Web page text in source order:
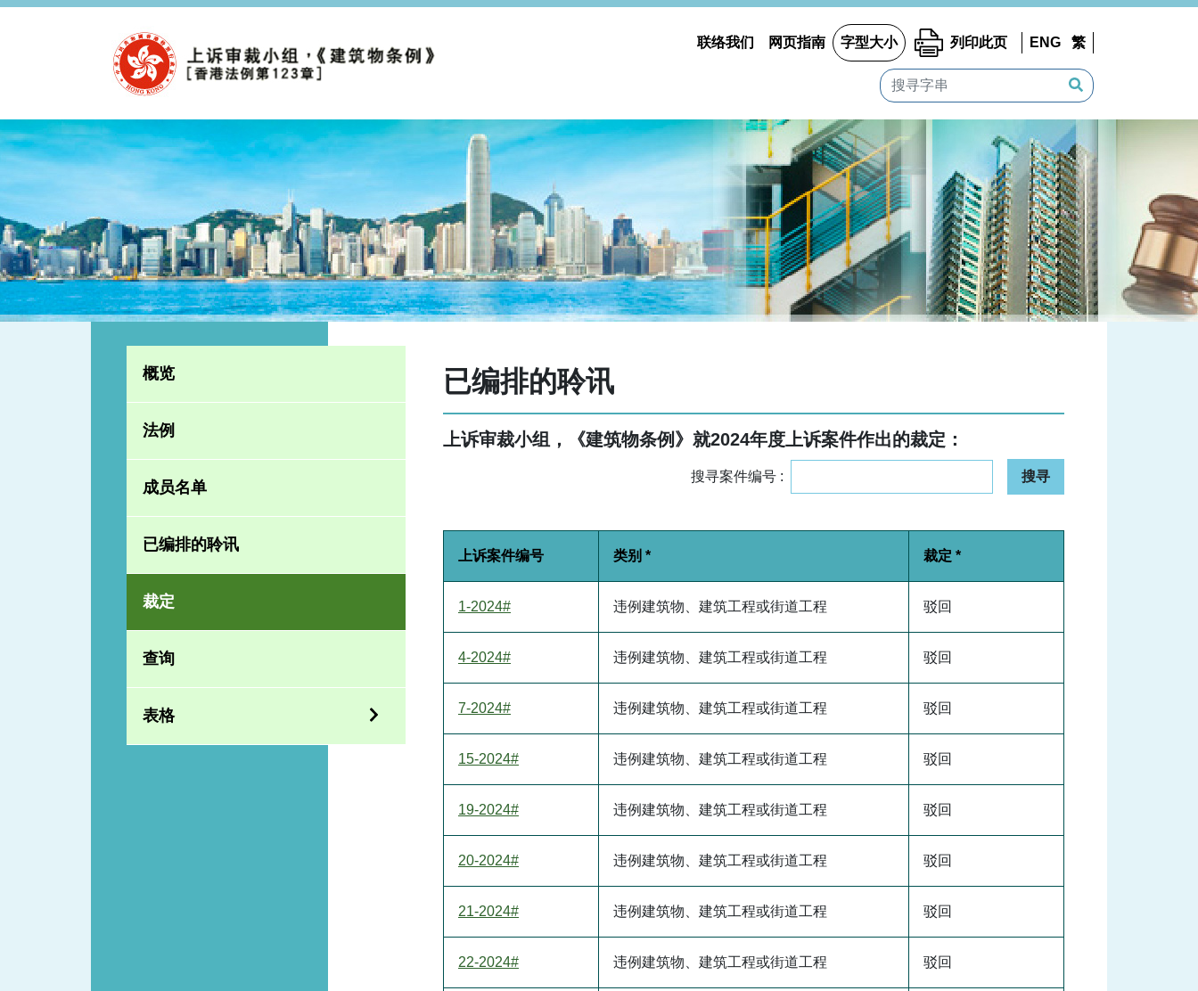
联络我们
网页指南 字型大小 列印此页 ENG 繁
概览
法例
成员名单
已编排的聆讯
裁定
查询
表格
已编排的聆讯
上诉审裁小组，《建筑物条例》就2024年度上诉案件作出的裁定：
搜寻案件编号 : 搜寻
上诉案件编号 类别 * 裁定 *
1-2024# 违例建筑物、建筑工程或街道工程 驳回
4-2024# 违例建筑物、建筑工程或街道工程 驳回
7-2024# 违例建筑物、建筑工程或街道工程 驳回
15-2024# 违例建筑物、建筑工程或街道工程 驳回
19-2024# 违例建筑物、建筑工程或街道工程 驳回
20-2024# 违例建筑物、建筑工程或街道工程 驳回
21-2024# 违例建筑物、建筑工程或街道工程 驳回
22-2024# 违例建筑物、建筑工程或街道工程 驳回